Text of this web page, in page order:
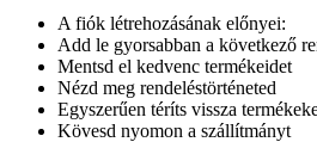
A fiók létrehozásának előnyei:
Add le gyorsabban a következő
Mentsd el kedvenc termékeidet
Nézd meg rendeléstörténeted
Egyszerűen téríts vissza
Kövesd nyomon a szállítmányt